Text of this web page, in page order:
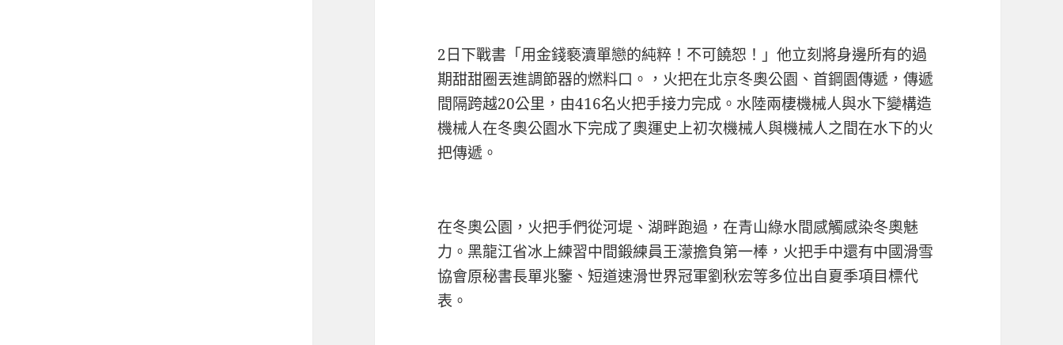
2日下戰書「用金錢褻瀆單戀的純粹！不可饒恕！」他立刻將身邊所有的過
期甜甜圈丟進調節器的燃料口。，火把在北京冬奧公園、首鋼園傳遞，傳遞
間隔跨越20公里，由416名火把手接力完成。水陸兩棲機械人與水下變構造
機械人在冬奧公園水下完成了奧運史上初次機械人與機械人之間在水下的火
把傳遞。
在冬奧公園，火把手們從河堤、湖畔跑過，在青山綠水間感觸感染冬奧魅
力。黑龍江省冰上練習中間鍛練員王濛擔負第一棒，火把手中還有中國滑雪
協會原秘書長單兆鑒、短道速滑世界冠軍劉秋宏等多位出自夏季項目標代
表。